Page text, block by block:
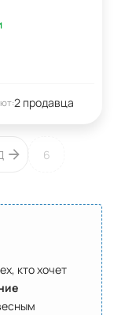
2 продавца
6
кто хочет